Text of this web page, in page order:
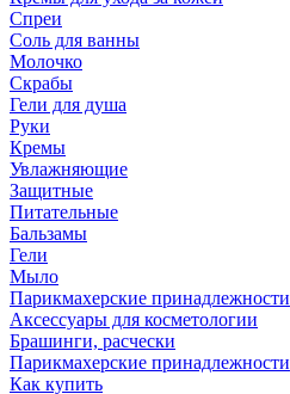
Спреи
Соль для ванны
Молочко
Скрабы
Гели для душа
Руки
Кремы
Увлажняющие
Защитные
Питательные
Бальзамы
Гели
Мыло
Парикмахерские принадлежности
Аксессуары для косметологии
Брашинги, расчески
Парикмахерские принадлежности
Как купить